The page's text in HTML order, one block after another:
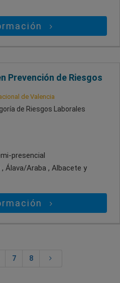
Prevención de Riesgos
de Valencia
de Riesgos Laborales
presencial
Álava/Araba , Albacete y
7 8